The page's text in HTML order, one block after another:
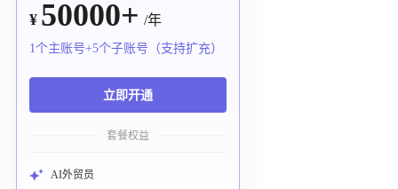
¥ 50000+ /年
1个主账号+5个子账号（支持扩充）
立即开通
套餐权益
AI外贸员